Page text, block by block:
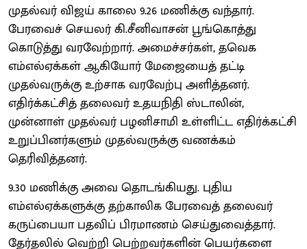
முதல்வர் விஜய் காலை 9.26 மணிக்கு வந்தார்.
பேரவைச் செயலர் கி.சீனிவாசன் பூங்கொத்து
கொடுத்து வரவேற்றார். அமைச்சர்கள், தவெக
எம்எல்ஏக்கள் ஆகியோர் மேஜையைத் தட்டி
முதல்வருக்கு உற்சாக வரவேற்பு அளித்தனர்.
எதிர்க்கட்சித் தலைவர் உதயநிதி ஸ்டாலின்,
முன்னாள் முதல்வர் பழனிசாமி உள்ளிட்ட எதிர்க்கட்சி
உறுப்பினர்களும் முதல்வருக்கு வணக்கம்
தெரிவித்தனர்.
9.30 மணிக்கு அவை தொடங்கியது. புதிய
எம்எல்ஏக்களுக்கு தற்காலிக பேரவைத் தலைவர்
கருப்பையா பதவிப் பிரமாணம் செய்துவைத்தார்.
தேர்தலில் வெற்றி பெற்றவர்களின் பெயர்களை